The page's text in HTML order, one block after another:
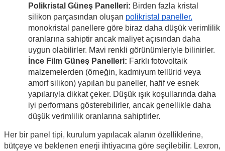
Polikristal Güneş Panelleri: Birden fazla kristal
silikon parçasından oluşan polikristal paneller,
monokristal panellere göre biraz daha düşük verimlilik
oranlarına sahiptir ancak maliyet açısından daha
uygun olabilirler. Mavi renkli görünümleriyle bilinirler.
İnce Film Güneş Panelleri: Farklı fotovoltaik
malzemelerden (örneğin, kadmiyum tellürid veya
amorf silikon) yapılan bu paneller, hafif ve esnek
yapılarıyla dikkat çeker. Düşük ışık koşullarında daha
iyi performans gösterebilirler, ancak genellikle daha
düşük verimlilik oranlarına sahiptirler.
Her bir panel tipi, kurulum yapılacak alanın özelliklerine,
bütçeye ve beklenen enerji ihtiyacına göre seçilebilir. Lexron,